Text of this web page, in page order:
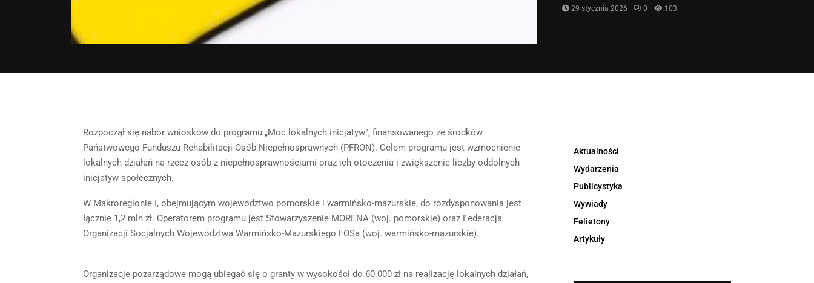
29 stycznia 2026 0 103
Rozpoczął się nabór wniosków do programu „Moc lokalnych inicjatyw”, finansowanego ze środków
Państwowego Funduszu Rehabilitacji Osób Niepełnosprawnych (PFRON). Celem programu jest wzmocnienie
lokalnych działań na rzecz osób z niepełnosprawnościami oraz ich otoczenia i zwiększenie liczby oddolnych
inicjatyw społecznych.
W Makroregionie I, obejmującym województwo pomorskie i warmińsko-mazurskie, do rozdysponowania jest
łącznie 1,2 mln zł. Operatorem programu jest Stowarzyszenie MORENA (woj. pomorskie) oraz Federacja
Organizacji Socjalnych Województwa Warmińsko-Mazurskiego FOSa (woj. warmińsko-mazurskie).
Organizacje pozarządowe mogą ubiegać się o granty w wysokości do 60 000 zł na realizację lokalnych działań,
Aktualności
Wydarzenia
Publicystyka
Wywiady
Felietony
Artykuły